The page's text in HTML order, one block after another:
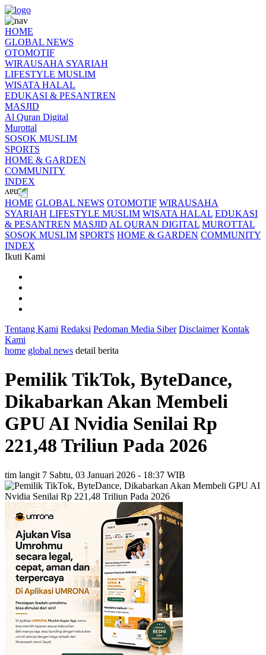
HOME
GLOBAL NEWS
OTOMOTIF
WIRAUSAHA SYARIAH
LIFESTYLE MUSLIM
WISATA HALAL
EDUKASI & PESANTREN
MASJID
Al Quran Digital
Murottal
SOSOK MUSLIM
SPORTS
HOME & GARDEN
COMMUNITY
INDEX
HOME GLOBAL NEWS OTOMOTIF WIRAUSAHA
SYARIAH LIFESTYLE MUSLIM WISATA HALAL EDUKASI
& PESANTREN MASJID AL QURAN DIGITAL MUROTTAL
SOSOK MUSLIM SPORTS HOME & GARDEN COMMUNITY
INDEX
Ikuti Kami
Tentang Kami Redaksi Pedoman Media Siber Disclaimer Kontak
Kami
home global news detail berita
Pemilik TikTok, ByteDance,
Dikabarkan Akan Membeli
GPU AI Nvidia Senilai Rp
221,48 Triliun Pada 2026
tim langit 7 Sabtu, 03 Januari 2026 - 18:37 WIB